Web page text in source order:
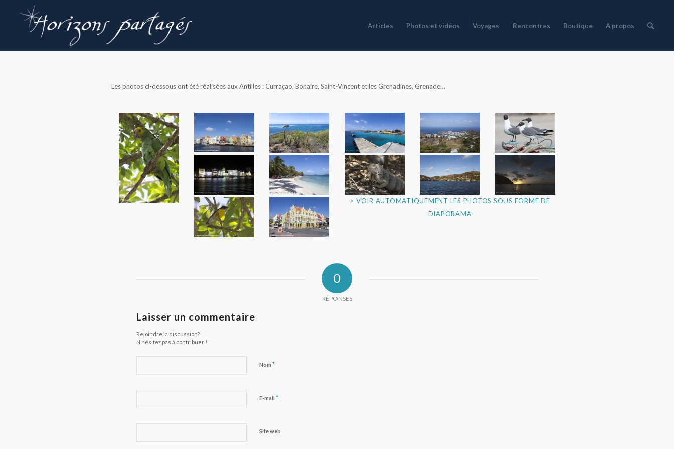
Articles Photos et vidéos Voyages Rencontres Boutique A propos
Les photos ci-dessous ont été réalisées aux Antilles : Curraçao, Bonaire, Saint-Vincent et les Grenadines, Grenade…
> VOIR AUTOMATIQUEMENT LES PHOTOS SOUS FORME DE
DIAPORAMA
0
RÉPONSES
Laisser un commentaire
Rejoindre la discussion?
N’hésitez pas à contribuer !
Nom *
E-mail *
Site web